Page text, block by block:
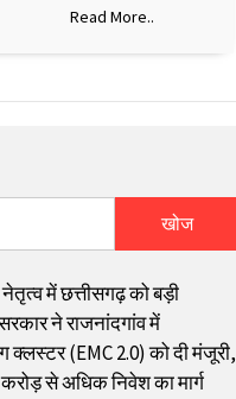
Read More..
खोज
में छत्तीसगढ़ को बड़ी
ने राजनांदगांव में
क्लस्टर (EMC 2.0) को दी मंजूरी,
से अधिक निवेश का मार्ग